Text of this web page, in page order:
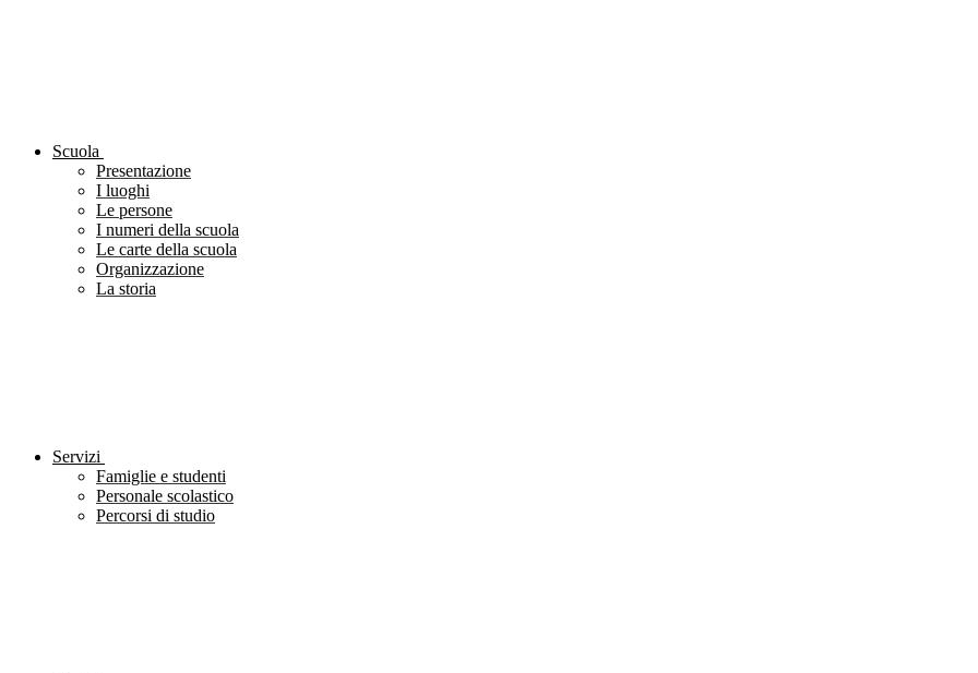
Scuola
Presentazione
I luoghi
Le persone
I numeri della scuola
Le carte della scuola
Organizzazione
La storia
Servizi
Famiglie e studenti
Personale scolastico
Percorsi di studio